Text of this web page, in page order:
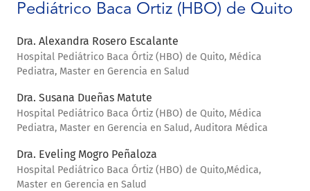
Pediátrico Baca Ortiz (HBO) de Quito
Dra. Alexandra Rosero Escalante
Hospital Pediátrico Baca Órtiz (HBO) de Quito, Médica
Pediatra, Master en Gerencia en Salud
Dra. Susana Dueñas Matute
Hospital Pediátrico Baca Órtiz (HBO) de Quito, Médica
Pediatra, Master en Gerencia en Salud, Auditora Médica
Dra. Eveling Mogro Peñaloza
Hospital Pediátrico Baca Órtiz (HBO) de Quito,Médica,
Master en Gerencia en Salud